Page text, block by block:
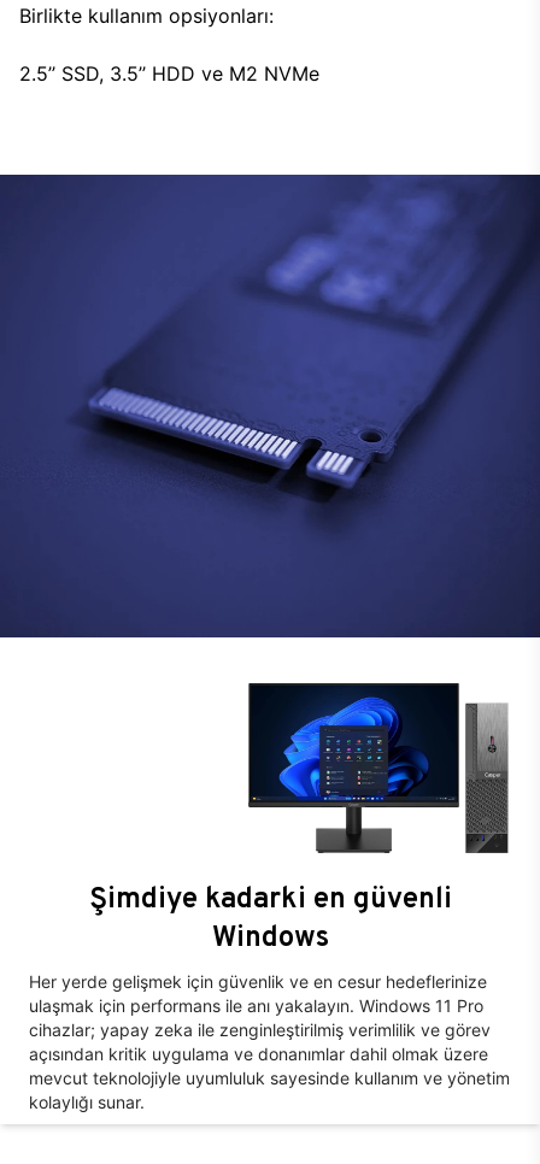
Birlikte kullanım opsiyonları:
2.5’’ SSD, 3.5’’ HDD ve M2 NVMe
Şimdiye kadarki en güvenli
Windows
Her yerde gelişmek için güvenlik ve en cesur hedeflerinize
ulaşmak için performans ile anı yakalayın. Windows 11 Pro
cihazlar; yapay zeka ile zenginleştirilmiş verimlilik ve görev
açısından kritik uygulama ve donanımlar dahil olmak üzere
mevcut teknolojiyle uyumluluk sayesinde kullanım ve yönetim
kolaylığı sunar.